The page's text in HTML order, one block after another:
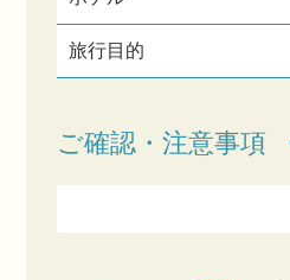
旅行目的
ご確認・注意事項